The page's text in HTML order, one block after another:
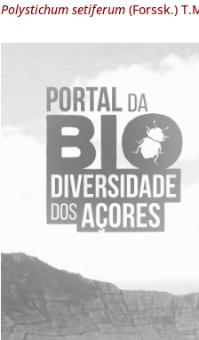
Polystichum setiferum(Forssk.)